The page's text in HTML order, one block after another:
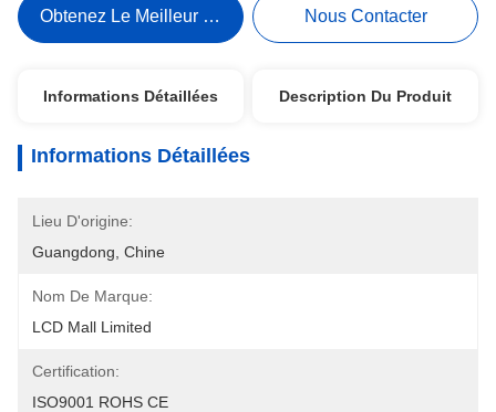
Obtenez Le Meilleur Prix Nous Contacter
Informations Détaillées Description Du Produit
Informations Détaillées
Lieu D'origine:
Guangdong, Chine
Nom De Marque:
LCD Mall Limited
Certification:
ISO9001 ROHS CE